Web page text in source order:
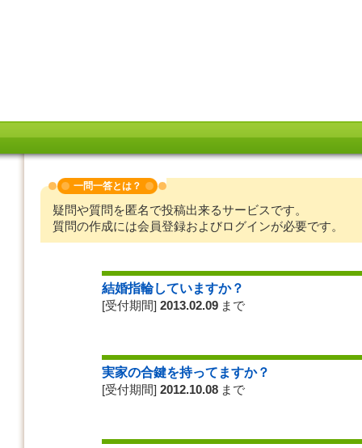
一問一答とは？
疑問や質問を匿名で投稿出来るサービスです。
質問の作成には会員登録およびログインが必要です。
結婚指輪していますか？
[受付期間] 2013.02.09 まで
実家の合鍵を持ってますか？
[受付期間] 2012.10.08 まで